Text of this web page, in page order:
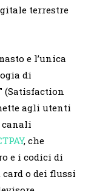
terrestre
e l’unica
di
(Satisfaction
agli utenti
canali
, che
e i codici di
o dei flussi